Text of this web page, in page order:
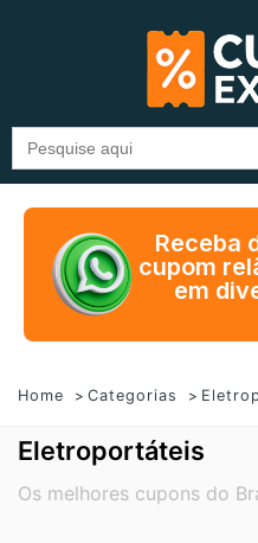
Search
for:
Receba
cupom
em
Home Categorias
Eletroportáteis
Os melhores cupons do